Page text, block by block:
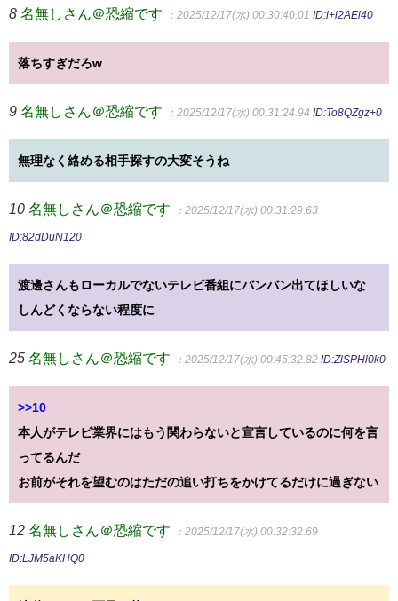
8 名無しさん＠恐縮です ：2025/12/17(水) 00:30:40.01 ID:l+i2AEi40
落ちすぎだろw
9 名無しさん＠恐縮です ：2025/12/17(水) 00:31:24.94 ID:To8QZgz+0
無理なく絡める相手探すの大変そうね
10 名無しさん＠恐縮です ：2025/12/17(水) 00:31:29.63
ID:82dDuN120
渡邊さんもローカルでないテレビ番組にバンバン出てほしいな
しんどくならない程度に
25 名無しさん＠恐縮です ：2025/12/17(水) 00:45:32.82 ID:ZlSPHl0k0
>>10
本人がテレビ業界にはもう関わらないと宣言しているのに何を言
ってるんだ
お前がそれを望むのはただの追い打ちをかけてるだけに過ぎない
12 名無しさん＠恐縮です ：2025/12/17(水) 00:32:32.69
ID:LJM5aKHQ0